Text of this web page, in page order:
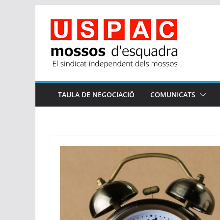
content
TAULA DE NEGOCIACIÖ COMUNICATS